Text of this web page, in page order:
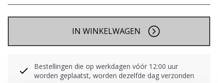
IN WINKELWAGEN
Bestellingen die op werkdagen vóór 12:00 uur
worden geplaatst, worden dezelfde dag verzonden